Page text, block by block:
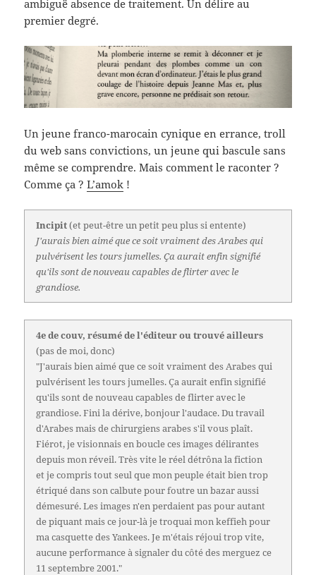
ambiguë absence de traitement. Un délire au
premier degré.
Un jeune franco-marocain cynique en errance, troll
du web sans convictions, un jeune qui bascule sans
même se comprendre. Mais comment le raconter ?
Comme ça ?L’amok !
Incipit(et peut-être un petit peu plus si entente)
J'aurais bien aimé que ce soit vraiment des Arabes qui
pulvérisent les tours jumelles. Ça aurait enfin signifié
qu'ils sont de nouveau capables de flirter avec le
grandiose.
4e de couv, résumé de l'éditeur ou trouvé ailleurs
(pas de moi, donc)
"J'aurais bien aimé que ce soit vraiment des Arabes qui
pulvérisent les tours jumelles. Ça aurait enfin signifié
qu'ils sont de nouveau capables de flirter avec le
grandiose. Fini la dérive, bonjour l'audace. Du travail
d'Arabes mais de chirurgiens arabes s'il vous plaît.
Fiérot, je visionnais en boucle ces images délirantes
depuis mon réveil. Très vite le réel détrôna la fiction
et je compris tout seul que mon peuple était bien trop
étriqué dans son calbute pour foutre un bazar aussi
démesuré. Les images n'en perdaient pas pour autant
de piquant mais ce jour-là je troquai mon keffieh pour
ma casquette des Yankees. Je m'étais réjoui trop vite,
aucune performance à signaler du côté des merguez ce
11 septembre 2001."